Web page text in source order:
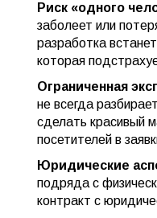
Риск «одного
заболеет или
разработка
которая
Ограниченная
не всегда
сделать красивый
посетителей в
Юридические
подряда с
контракт с